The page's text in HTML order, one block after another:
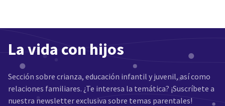
La vida con hijos
Sección sobre crianza, educación infantil y juvenil, así como
relaciones familiares. ¿Te interesa la temática? ¡Suscríbete a
nuestra newsletter exclusiva sobre temas parentales!